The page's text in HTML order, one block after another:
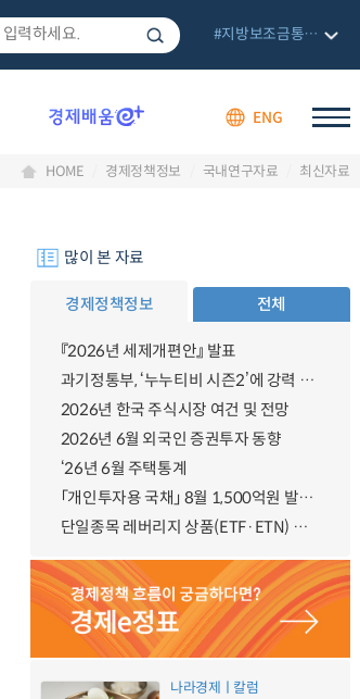
ENG
#지방보조금통합관리망
HOME 경제정책정보 국내연구자료 최신자료
많이 본 자료
경제정책정보 전체
『2026년 세제개편안』 발표
과기정통부, ‘누누티비 시즌2’에 강력 대응 의지 밝혀
2026년 한국 주식시장 여건 및 전망
2026년 6월 외국인 증권투자 동향
‘26년 6월 주택통계
「개인투자용 국채」 8월 1,500억원 발행 예정
단일종목 레버리지 상품(ETF·ETN) 기본예탁금 강화 조기시행 방안 안내
나라경제ㅣ칼럼